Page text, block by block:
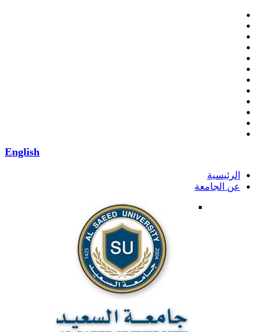
English
الرئيسية
عن الجامعة